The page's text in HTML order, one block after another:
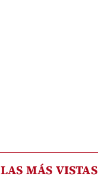
LAS MÁS VISTAS